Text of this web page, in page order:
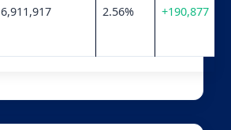
6,911,917 2.56% +190,877